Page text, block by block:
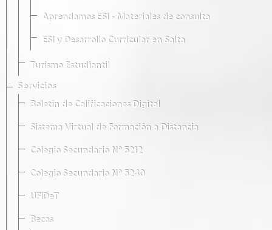
Aprendamos ESI - Materiales de consulta
ESI y Desarrollo Curricular en Salta
Turismo Estudiantil
Servicios
Boletín de Calificaciones Digital
Sistema Virtual de Formación a Distancia
Colegio Secundario Nº 5212
Colegio Secundario Nº 5240
UFIDeT
Becas